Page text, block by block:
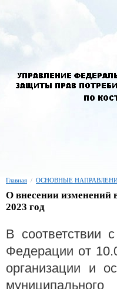
Главная / ОСНОВНЫЕ
О внесении изменений
2023 год
В соответствии
Федерации от
организации и